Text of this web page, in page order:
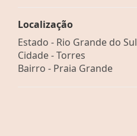
Localização
Estado - Rio Grande do Sul
Cidade -Torres
Bairro - Praia Grande